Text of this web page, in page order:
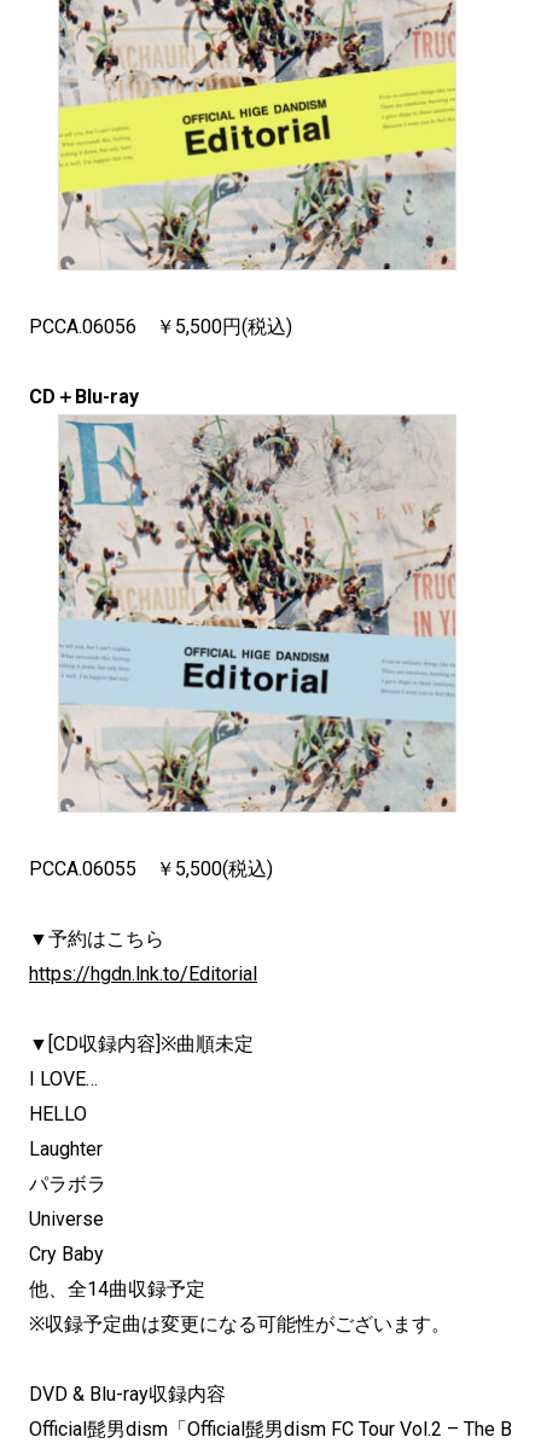
PCCA.06056 ￥5,500円(税込)
CD＋Blu-ray
PCCA.06055 ￥5,500(税込)
▼予約はこちら
https://hgdn.lnk.to/Editorial
▼[CD収録内容]※曲順未定
I LOVE…
HELLO
Laughter
パラボラ
Universe
Cry Baby
他、全14曲収録予定
※収録予定曲は変更になる可能性がございます。
DVD & Blu-ray収録内容
Official髭男dism「Official髭男dism FC Tour Vol.2 – The B